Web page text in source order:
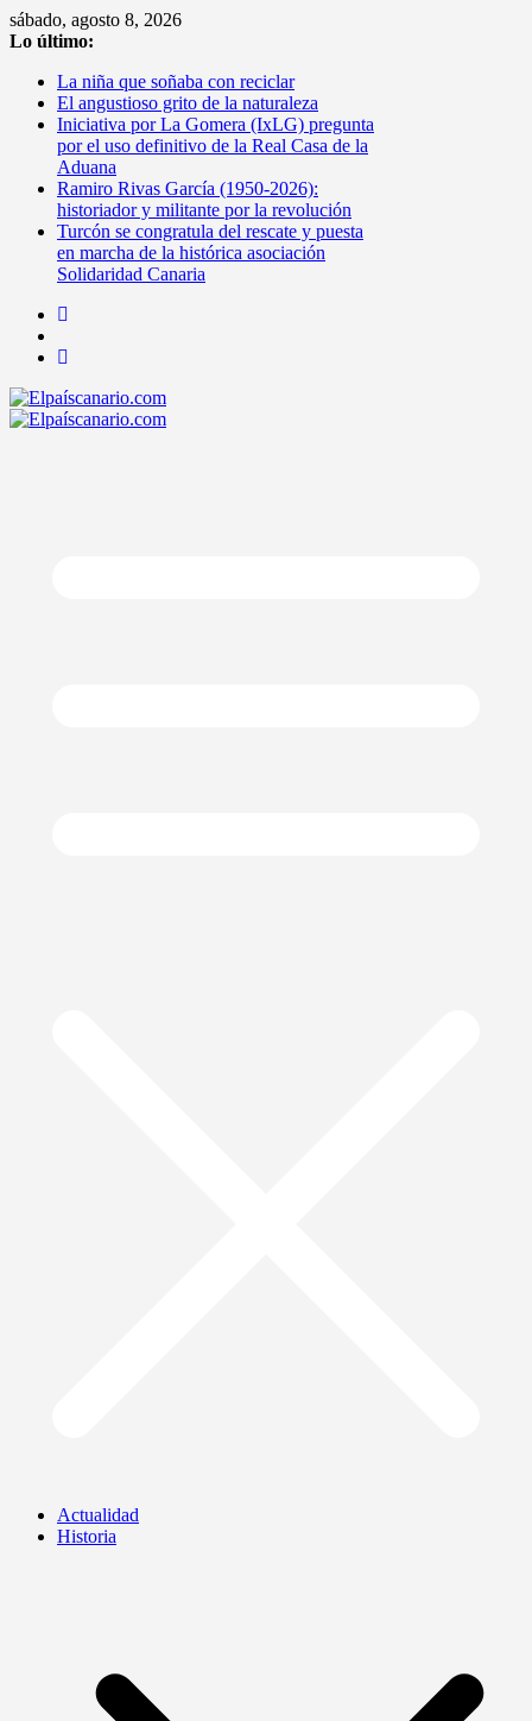
Saltar
al
sábado, agosto 8, 2026
Lo último:
La niña que soñaba con reciclar
El angustioso grito de la naturaleza
Iniciativa por La Gomera (IxLG) pregunta
por el uso definitivo de la Real Casa de la
Aduana
Ramiro Rivas García (1950-2026):
historiador y militante por la revolución
Turcón se congratula del rescate y puesta
en marcha de la histórica asociación
Solidaridad Canaria
Actualidad
Historia